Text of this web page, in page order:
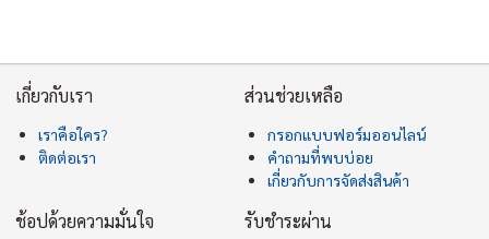
เกี่ยวกับเรา
เราคือใคร?
ติดต่อเรา
ส่วนช่วยเหลือ
กรอกแบบฟอร์มออนไลน์
คำถามที่พบบ่อย
เกี่ยวกับการจัดส่งสินค้า
ช้อปด้วยความมั่นใจ รับชำระผ่าน